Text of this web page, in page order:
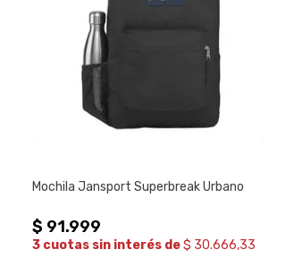
Mochila Jansport Superbreak Urbano
$ 91.999
3 cuotas sin interés de $ 30.666,33